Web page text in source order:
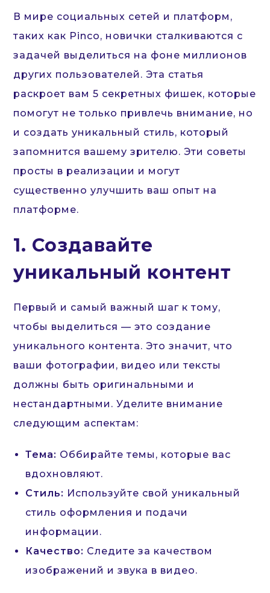
В мире социальных сетей и платформ,
таких как Pinco, новички сталкиваются с
задачей выделиться на фоне миллионов
других пользователей. Эта статья
раскроет вам 5 секретных фишек, которые
помогут не только привлечь внимание, но
и создать уникальный стиль, который
запомнится вашему зрителю. Эти советы
просты в реализации и могут
существенно улучшить ваш опыт на
платформе.
1. Создавайте
уникальный контент
Первый и самый важный шаг к тому,
чтобы выделиться — это создание
уникального контента. Это значит, что
ваши фотографии, видео или тексты
должны быть оригинальными и
нестандартными. Уделите внимание
следующим аспектам:
Тема: Оббирайте темы, которые вас
вдохновляют.
Стиль: Используйте свой уникальный
стиль оформления и подачи
информации.
Качество: Следите за качеством
изображений и звука в видео.